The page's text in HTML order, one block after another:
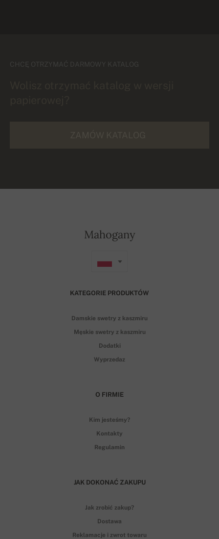
CHCĘ OTRZYMAĆ DARMOWY KATALOG
Mahogany
KATEGORIE PRODUKTÓW
Damskie swetry z kaszmiru
Męskie swetry z kaszmiru
Dodatki
Wyprzedaz
O FIRMIE
Kim jesteśmy?
Kontakty
Regulamin
JAK DOKONAĆ ZAKUPU
Jak zrobić zakup?
Dostawa
Reklamacje i zwrot towaru